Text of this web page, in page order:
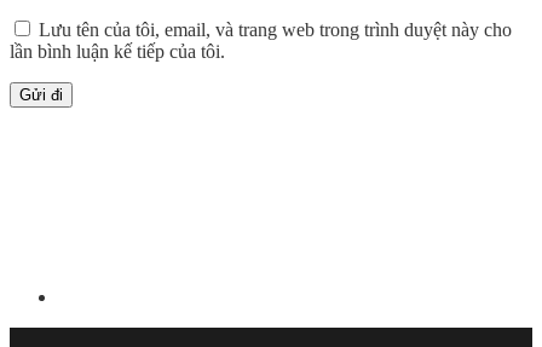
Lưu tên của tôi, email, và trang web trong trình duyệt này cho
lần bình luận kế tiếp của tôi.